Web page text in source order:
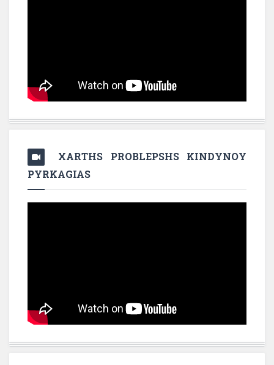
XARTHS PROBLEPSHS KINDYNOY
PYRKAGIAS